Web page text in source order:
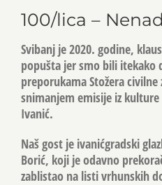
100/lica –
Svibanj je 2020. godine,
popušta jer smo bili itekako
preporukama Stožera
snimanjem emisije iz
Ivanić.
Naš gost je ivanićgradski
Borić, koji je odavno
zablistao na listi vrhunskih